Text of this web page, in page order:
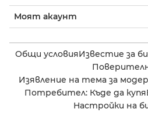
Моят акаунт
Общи условияИзвестие за
Изявление на тема за
Потребител: Къде да купя
Настройки на